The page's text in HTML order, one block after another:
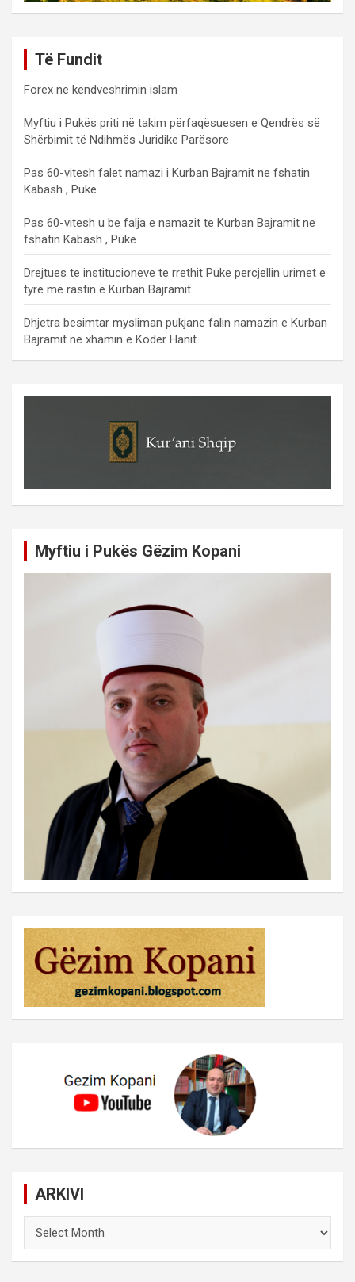
Të Fundit
Forex ne kendveshrimin islam
Myftiu i Pukës priti në takim përfaqësuesen e Qendrës së
Shërbimit të Ndihmës Juridike Parësore
Pas 60-vitesh falet namazi i Kurban Bajramit ne fshatin
Kabash , Puke
Pas 60-vitesh u be falja e namazit te Kurban Bajramit ne
fshatin Kabash , Puke
Drejtues te institucioneve te rrethit Puke percjellin urimet e
tyre me rastin e Kurban Bajramit
Dhjetra besimtar mysliman pukjane falin namazin e Kurban
Bajramit ne xhamin e Koder Hanit
Myftiu i Pukës Gëzim Kopani
ARKIVI